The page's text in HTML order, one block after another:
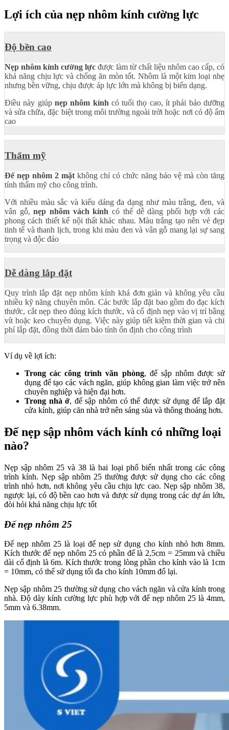
Lợi ích của nẹp nhôm kính cường lực
Độ bền cao
Nẹp nhôm kính cường lực được làm từ chất liệu nhôm cao cấp, có
khả năng chịu lực và chống ăn mòn tốt. Nhôm là một kim loại nhẹ
nhưng bền vững, chịu được áp lực lớn mà không bị biến dạng.
Điều này giúp nẹp nhôm kính có tuổi thọ cao, ít phải bảo dưỡng
và sửa chữa, đặc biệt trong môi trường ngoài trời hoặc nơi có độ ẩm
cao
Thẩm mỹ
Đế nẹp nhôm 2 mặt không chỉ có chức năng bảo vệ mà còn tăng
tính thẩm mỹ cho công trình.
Với nhiều màu sắc và kiểu dáng đa dạng như màu trắng, đen, và
vân gỗ,nẹp nhôm vách kính có thể dễ dàng phối hợp với các
phong cách thiết kế nội thất khác nhau. Màu trắng tạo nên vẻ đẹp
tinh tế và thanh lịch, trong khi màu đen và vân gỗ mang lại sự sang
trọng và độc đáo
Dễ dàng lắp đặt
Quy trình lắp đặt nẹp nhôm kính khá đơn giản và không yêu cầu
nhiều kỹ năng chuyên môn. Các bước lắp đặt bao gồm đo đạc kích
thước, cắt nẹp theo đúng kích thước, và cố định nẹp vào vị trí bằng
vít hoặc keo chuyên dụng. Việc này giúp tiết kiệm thời gian và chi
phí lắp đặt, đồng thời đảm bảo tính ổn định cho công trình
Ví dụ về lợi ích:
Trong các công trình văn phòng, đế sập nhôm được sử
dụng để tạo các vách ngăn, giúp không gian làm việc trở nên
chuyên nghiệp và hiện đại hơn.
Trong nhà ở, đế sập nhôm có thể được sử dụng để lắp đặt
cửa kính, giúp căn nhà trở nên sáng sủa và thông thoáng hơn.
Đế nẹp sập nhôm vách kính có những loại
nào?
Nẹp sập nhôm 25 và 38 là hai loại phổ biến nhất trong các công
trình kính. Nẹp sập nhôm 25 thường được sử dụng cho các công
trình nhỏ hơn, nơi không yêu cầu chịu lực cao. Nẹp sập nhôm 38,
ngược lại, có độ bền cao hơn và được sử dụng trong các dự án lớn,
đòi hỏi khả năng chịu lực tốt
Đế nẹp nhôm 25
Đế nẹp nhôm 25 là loại đế nẹp sử dụng cho kính nhỏ hơn 8mm.
Kích thước đế nẹp nhôm 25 có phần đế là 2,5cm = 25mm và chiều
dài cố định là 6m. Kích thước trong lòng phần cho kính vào là 1cm
= 10mm, có thể sử dụng tối đa cho kính 10mm đổ lại.
Nẹp sập nhôm 25 thường sử dụng cho vách ngăn và cửa kính trong
nhà. Độ dày kính cường lực phù hợp với đế nẹp nhôm 25 là 4mm,
5mm và 6.38mm.